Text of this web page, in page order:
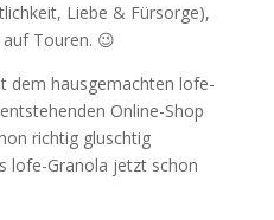
Liebe & Fürsorge),
Touren. 😉
dem hausgemachten lofe-
Online-Shop
richtig gluschtig
lofe-Granola jetzt schon